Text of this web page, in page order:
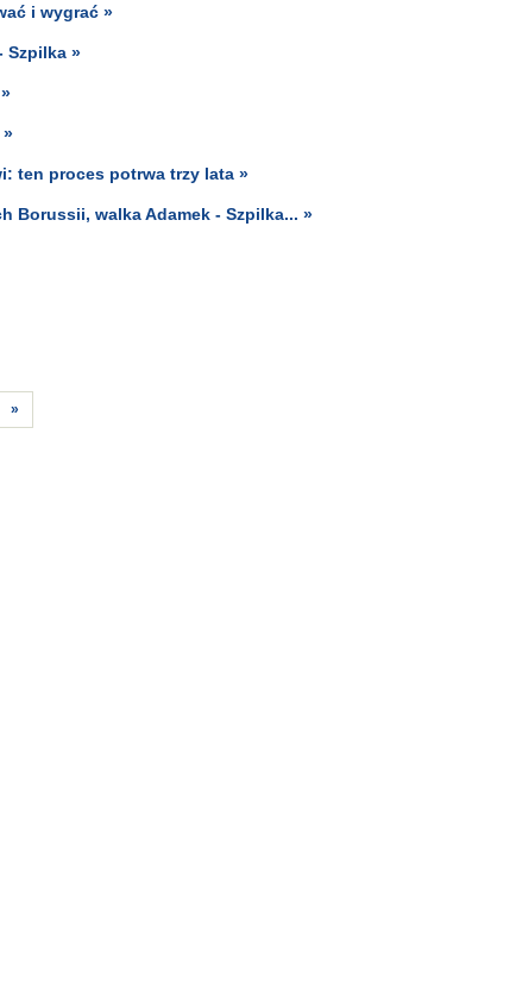
i wygrać »
Szpilka »
»
ten proces potrwa trzy lata »
Borussii, walka Adamek - Szpilka... »
»